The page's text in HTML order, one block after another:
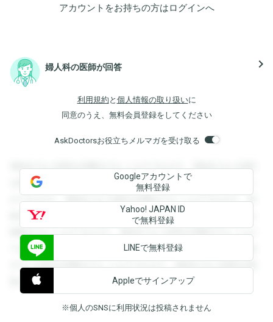
アカウントをお持ちの方はログインへ
婦人科の医師が回答 navigate_next
利用規約 と 個人情報の取り扱いに
同意のうえ、無料会員登録をしてください
AskDoctorsお役立ちメルマガを受け取る
登録すると回答を閲覧することができます。登録すると回答
を閲覧することができます。登録すると回答を閲覧すること
ができます。登録すると回答を閲覧することができます。登
録すると回答を閲覧することができます。登録すると回答を
閲覧することができます。登録すると回答を閲覧することが
できます。登録すると回答を閲覧することができます。登録
すると回答を閲覧することができます。登録すると回答を閲
覧することができます。
Googleアカウントで
無料登録
Yahoo! JAPAN ID
で無料登録
LINEで無料登録
Appleでサインアップ
※個人のSNSに利用状況は投稿されません